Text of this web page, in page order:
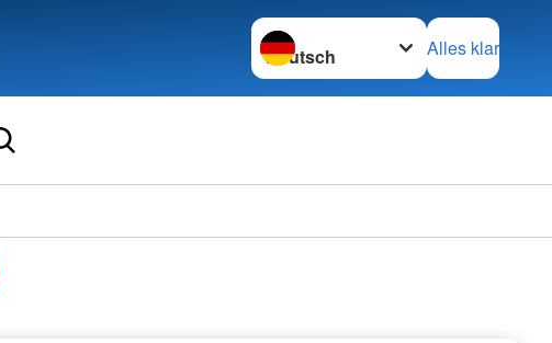
Sprache wechseln zu
Alles klar